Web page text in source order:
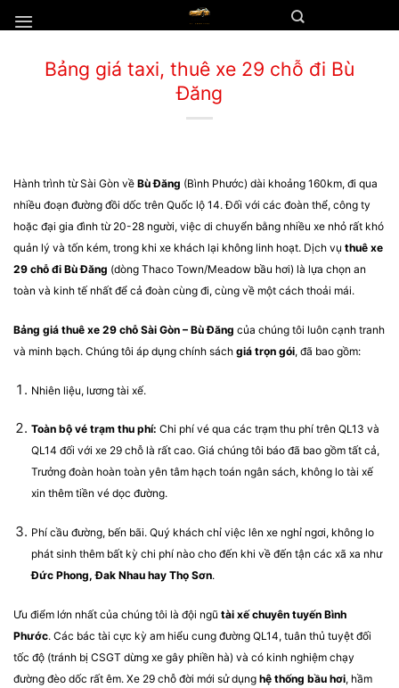
đến
Bảng giá taxi, thuê xe 29 chỗ đi Bù
Đăng
Hành trình từ Sài Gòn về Bù Đăng (Bình Phước) dài khoảng 160km, đi qua
nhiều đoạn đường đồi dốc trên Quốc lộ 14. Đối với các đoàn thể, công ty
hoặc đại gia đình từ 20-28 người, việc di chuyển bằng nhiều xe nhỏ rất khó
quản lý và tốn kém, trong khi xe khách lại không linh hoạt. Dịch vụ thuê xe
29 chỗ đi Bù Đăng (dòng Thaco Town/Meadow bầu hơi) là lựa chọn an
toàn và kinh tế nhất để cả đoàn cùng đi, cùng về một cách thoải mái.
Bảng giá thuê xe 29 chỗ Sài Gòn – Bù Đăng của chúng tôi luôn cạnh tranh
và minh bạch. Chúng tôi áp dụng chính sách giá trọn gói, đã bao gồm:
Nhiên liệu, lương tài xế.
Toàn bộ vé trạm thu phí: Chi phí vé qua các trạm thu phí trên QL13 và
QL14 đối với xe 29 chỗ là rất cao. Giá chúng tôi báo đã bao gồm tất cả,
Trưởng đoàn hoàn toàn yên tâm hạch toán ngân sách, không lo tài xế
xin thêm tiền vé dọc đường.
Phí cầu đường, bến bãi. Quý khách chỉ việc lên xe nghỉ ngơi, không lo
phát sinh thêm bất kỳ chi phí nào cho đến khi về đến tận các xã xa như
Đức Phong, Đak Nhau hay Thọ Sơn.
Ưu điểm lớn nhất của chúng tôi là đội ngũ tài xế chuyên tuyến Bình
Phước. Các bác tài cực kỳ am hiểu cung đường QL14, tuân thủ tuyệt đối
tốc độ (tránh bị CSGT dừng xe gây phiền hà) và có kinh nghiệm chạy
đường đèo dốc rất êm. Xe 29 chỗ đời mới sử dụng hệ thống bầu hơi, hầm